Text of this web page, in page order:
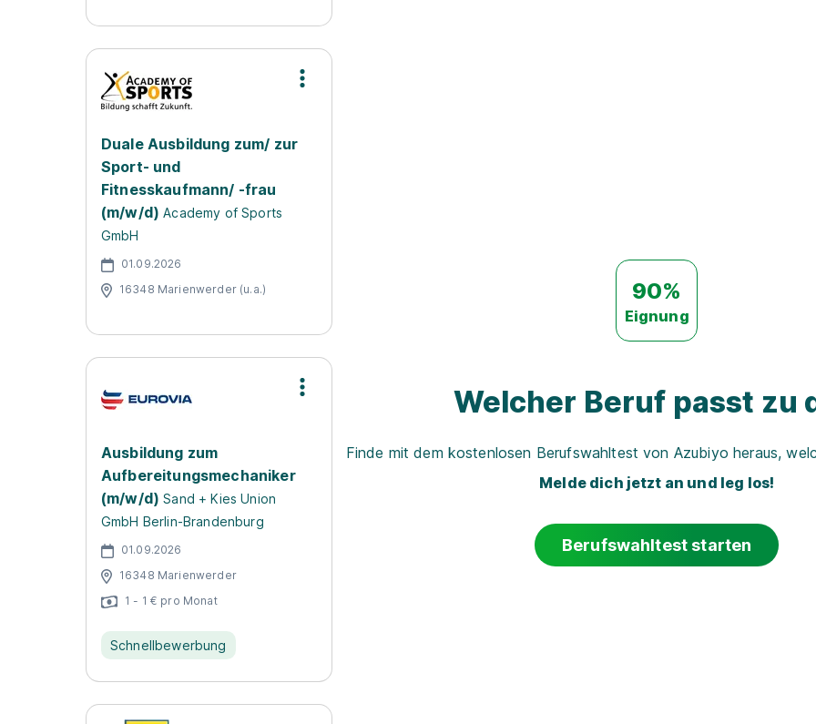
Duale Ausbildung zum/ zur
Sport- und
Fitnesskaufmann/ -frau
(m/w/d) Academy of Sports
GmbH
01.09.2026
16348 Marienwerder (u.a.)
Ausbildung zum
Aufbereitungsmechaniker
(m/w/d) Sand + Kies Union
GmbH Berlin-Brandenburg
01.09.2026
16348 Marienwerder
1 - 1 € pro Monat
Schnellbewerbung
90%
Eignung
Welcher Beruf passt zu
Finde mit dem kostenlosen Berufswahltest von Azubiyo heraus,
Melde dich jetzt an und leg los!
Berufswahltest starten